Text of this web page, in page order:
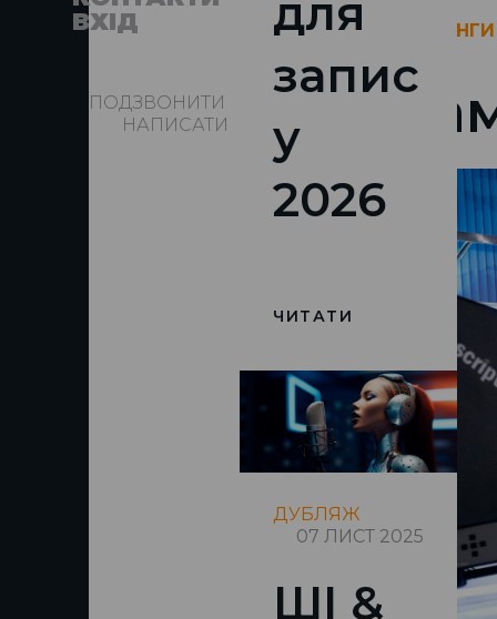
для
запис
у
2026
ЧИТАТИ
ДУБЛЯЖ
07 ЛИСТ 2025
ШІ &
ВХІД
ПОДЗВОНИТИ
НАПИСАТИ
КАСТИНГИ